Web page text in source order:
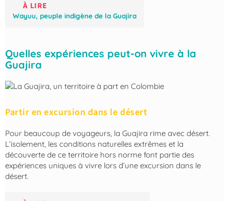
À LIRE
Wayuu, peuple indigène de la Guajira
Quelles expériences peut-on vivre à la
Guajira
Partir en excursion dans le désert
Pour beaucoup de voyageurs, la Guajira rime avec désert.
L’isolement, les conditions naturelles extrêmes et la
découverte de ce territoire hors norme font partie des
expériences uniques à vivre lors d’une excursion dans le
désert.